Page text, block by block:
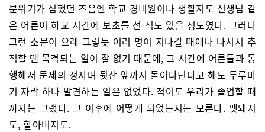
분위기가 심했던 즈음엔 학교 경비원이나 생활지도 선생님 같
은 어른이 하교 시간에 보초를 선 적도 있을 정도였다. 그러나
그런 소문이 으레 그렇듯 여러 명이 지나갈 때에나 나서서 추
적할 땐 목격되는 일이 잘 없기 때문에, 그 시간에 어른들과 동
행해서 문제의 정자며 뒷산 앞까지 돌아다닌다고 해도 두루마
기 자락 하나 발견하는 일은 없었다. 적어도 우리가 졸업할 때
까지는 그랬다. 그 이후에 어떻게 되었는지는 모른다. 멧돼지
도, 할아버지도.